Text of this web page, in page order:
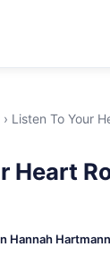
› Listen To Your
Heart
Hannah Hartmann